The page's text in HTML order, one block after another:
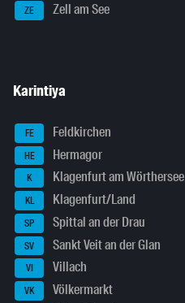
ZE Zell am See
Karintiya
FE Feldkirchen
HE Hermagor
K Klagenfurt am Wörthersee
KL Klagenfurt/Land
SP Spittal an der Drau
SV Sankt Veit an der Glan
VI Villach
VK Völkermarkt